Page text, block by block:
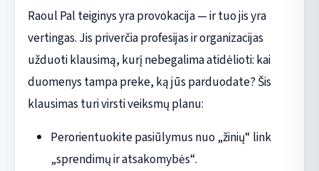
Raoul Pal teiginys yra provokacija — ir tuo jis yra
vertingas. Jis priverčia profesijas ir organizacijas
užduoti klausimą, kurį nebegalima atidėlioti: kai
duomenys tampa preke, ką jūs parduodate? Šis
klausimas turi virsti veiksmų planu:
Perorientuokite pasiūlymus nuo „žinių“ link
„sprendimų ir atsakomybės“.